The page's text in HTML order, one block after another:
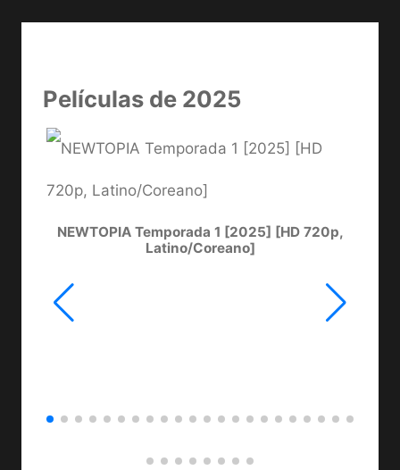
Películas de 2025
NEWTOPIA Temporada 1 [2025] [HD 720p,
Latino/Coreano]